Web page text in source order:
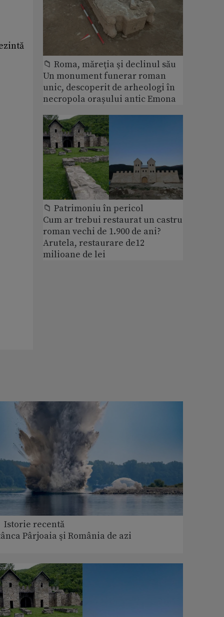
📁 Roma, măreţia şi declinul său
Un monument funerar roman
unic, descoperit de arheologi în
necropola orașului antic Emona
📁 Patrimoniu în pericol
Cum ar trebui restaurat un castru
roman vechi de 1.900 de ani?
Arutela, restaurare de12
milioane de lei
Istorie recentă
Pârjoaia şi România de azi